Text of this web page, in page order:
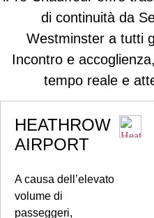
di continuità da
Westminster a tutti
Incontro e
tempo reale e
HEATHROW
AIRPORT
A causa dell’elevato
volume di
passeggeri,